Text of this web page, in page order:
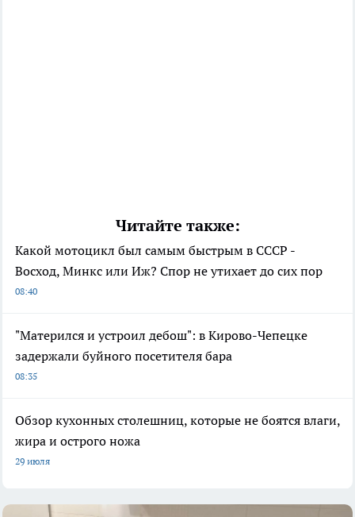
Читайте также:
Какой мотоцикл был самым быстрым в СССР -
Восход, Минкс или Иж? Спор не утихает до сих пор
08:40
"Матерился и устроил дебош": в Кирово-Чепецке
задержали буйного посетителя бара
08:35
Обзор кухонных столешниц, которые не боятся влаги,
жира и острого ножа
29 июля